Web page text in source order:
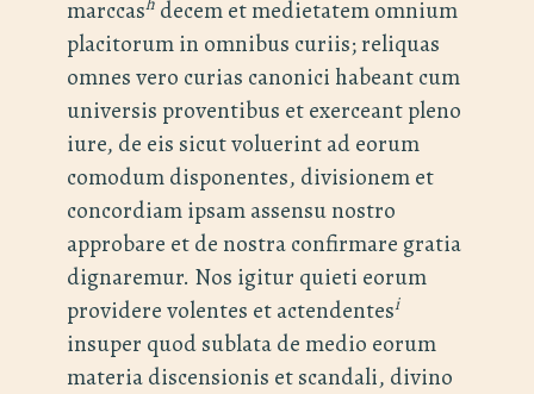
marccas decem et medietatem omnium
placitorum in omnibus curiis; reliquas
omnes vero curias canonici habeant cum
universis proventibus et exerceant pleno
iure, de eis sicut voluerint ad eorum
comodum disponentes, divisionem et
concordiam ipsam assensu nostro
approbare et de nostra confirmare gratia
dignaremur. Nos igitur quieti eorum
providere volentes et actendentesi
insuper quod sublata de medio eorum
materia discensionis et scandali, divino